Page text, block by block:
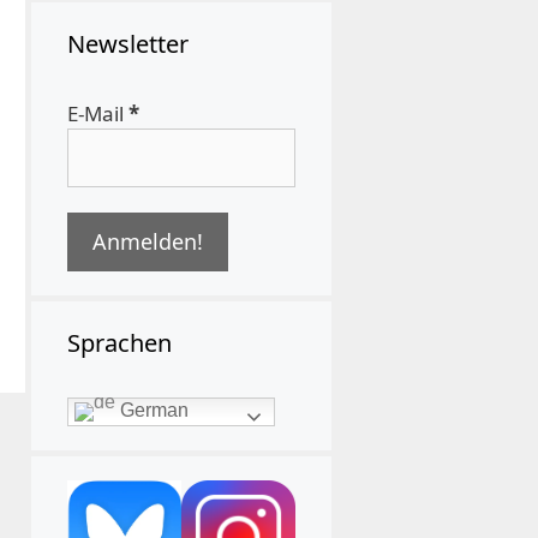
Newsletter
E-Mail *
Sprachen
German